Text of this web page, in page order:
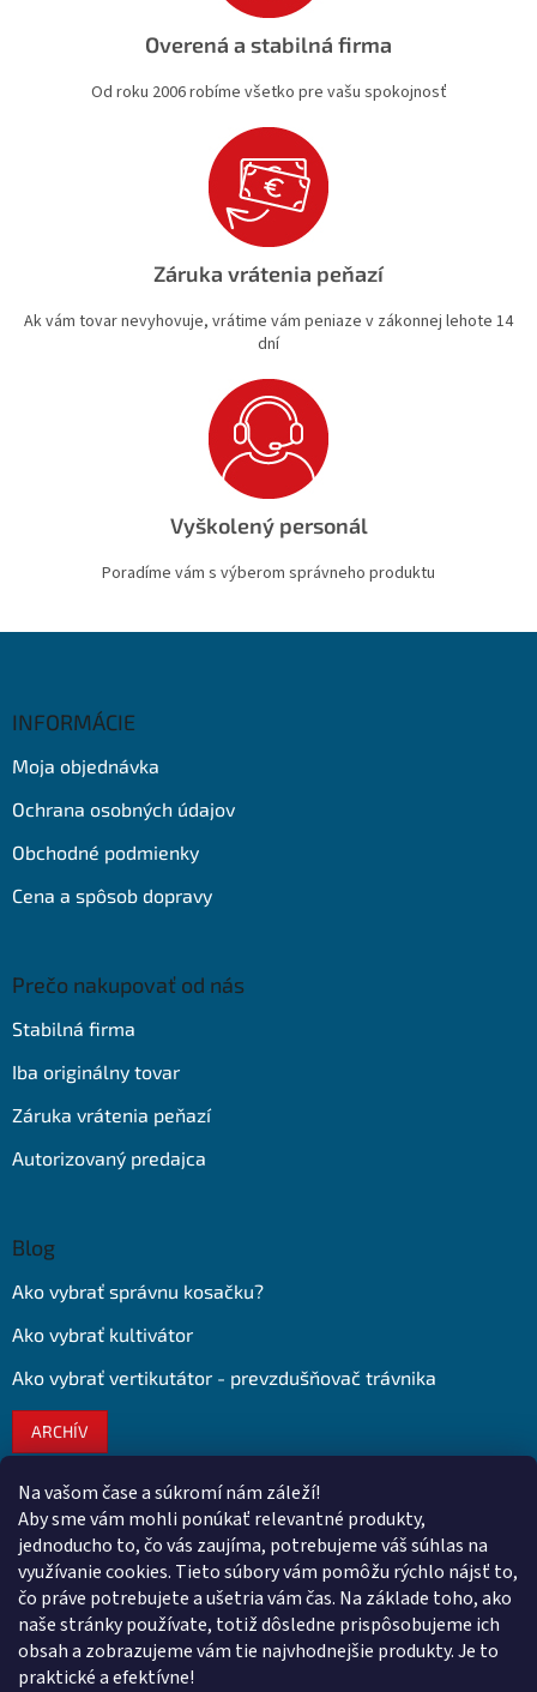
Na vašom čase a súkromí nám záleží!
Aby sme vám mohli ponúkať relevantné produkty,
jednoducho to, čo vás zaujíma, potrebujeme váš súhlas na
využívanie cookies. Tieto súbory vám pomôžu rýchlo nájsť to,
čo práve potrebujete a ušetria vám čas. Na základe toho, ako
naše stránky používate, totiž dôsledne prispôsobujeme ich
obsah a zobrazujeme vám tie najvhodnejšie produkty. Je to
praktické a efektívne!
Overená a stabilná firma
Od roku 2006 robíme všetko pre vašu spokojnosť
Záruka vrátenia peňazí
Ak vám tovar nevyhovuje, vrátime vám peniaze v zákonnej lehote 14
dní
Vyškolený personál
Poradíme vám s výberom správneho produktu
INFORMÁCIE
Moja objednávka
Ochrana osobných údajov
Obchodné podmienky
Cena a spôsob dopravy
Prečo nakupovať od nás
Stabilná firma
Iba originálny tovar
Záruka vrátenia peňazí
Autorizovaný predajca
Blog
Ako vybrať správnu kosačku?
Ako vybrať kultivátor
Ako vybrať vertikutátor - prevzdušňovač trávnika
ARCHÍV
Kontakt
obchod@ euroshopy.sk
0911 931 019
0911 931 019
Facebook Euroshopy